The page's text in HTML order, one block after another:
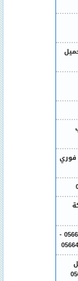
دباب تحميل
عفش فوري
دباب نقل عفش الى جميع المدن 0566424640 -
- نقل